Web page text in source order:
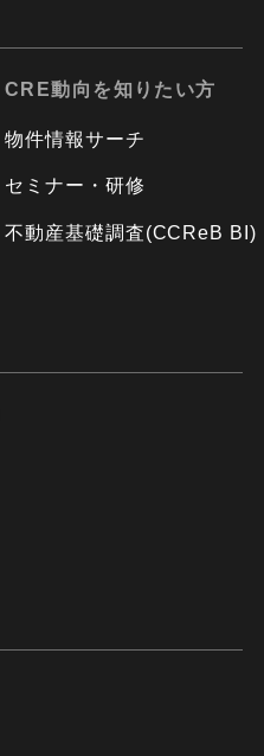
CRE動向を知りたい方
物件情報サーチ
セミナー・研修
不動産基礎調査(CCReB BI)